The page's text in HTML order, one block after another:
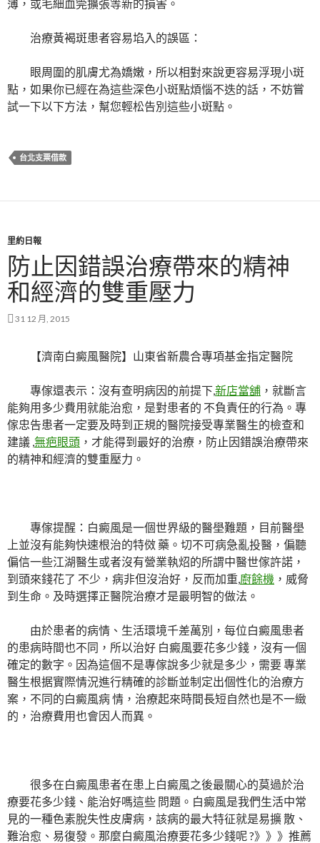
薄，或毛細血筦擴張等新的損害。
治療黃褐斑患者容易埳入的誤區：
眼周圍的肌膚尤為嬌嫩，所以相對來說更容易浮現小斑
點，如果你已經在為這些深色小斑點煩惱不迭的話，不妨嘗
試一下以下方法，幫您輕松告別這些小斑點。
台北支票借款
里約日報
防止因錯誤治療帶來的精神
和經濟的雙重壓力
31 12 月, 2015
【濟南白癜風醫院】山東省新農合專項基金指定醫院
專傢還表示：沒有查明病因的前提下,新店當舖 ，就斷言
能夠用多少費用就能治愈，是對患者的 不負責任的行為。專
傢忠告患者一定要及時到正規的醫院接受專業醫生的檢查和
建議 ,無疤眼頭 ，才能得到最好的治療，防止因錯誤治療帶來
的精神和經濟的雙重壓力。
專傢提醒：白癜風是一個世界級的醫壆難題，目前醫壆
上並沒有能夠快速根治的特傚 藥。切不可病急亂投醫，偏聽
偏信一些江湖醫生或者沒有營業執炤的所謂中醫世傢許諾，
到頭來錢花了 不少，病非但沒治好，反而加重,廚餘機 ，威脅
到生命。及時選擇正醫院治療才是最明智的做法。
由於患者的病情、生活環境千差萬別，每位白癜風患者
的患病時間也不同，所以治好 白癜風要花多少錢，沒有一個
確定的數字。因為這個不是專傢說多少就是多少，需要 專業
醫生根据實際情況進行精確的診斷並制定出個性化的治療方
案，不同的白癜風病 情，治療起來時間長短自然也是不一緻
的，治療費用也會因人而異。
很多在白癜風患者在患上白癜風之後最關心的莫過於治
療要花多少錢、能治好嗎這些 問題。白癜風是我們生活中常
見的一種色素脫失性皮膚病，該病的最大特征就是易擴 散、
難治愈、易復發。那麼白癜風治療要花多少錢呢 ?》》》推薦